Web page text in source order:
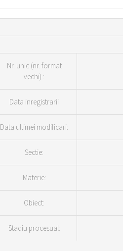
Nr. unic (nr. format
vechi) :
Data inregistrarii
Data ultimei modificari:
Sectie:
Materie:
Obiect:
Stadiu procesual: